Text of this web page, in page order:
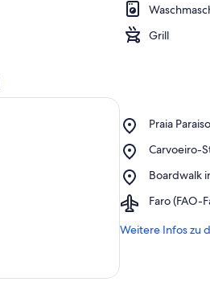
Grill
Praia Paraiso
Place,
Paraiso
Carvoeiro-
Place,
Strand
Boardwalk
Place,
in
Faro (FAO-
Airport,
(FAO-
Weitere Infos zu